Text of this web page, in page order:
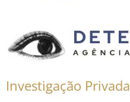
Investigação Privada